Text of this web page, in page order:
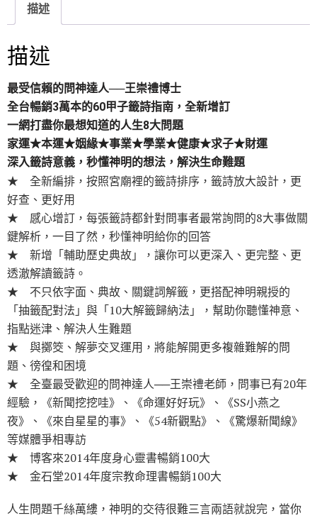
b
o
k
描述
描述
最受信賴的問神達人──王崇禮博士
全台暢銷3萬本的60甲子籤詩指南，全新增訂
一網打盡你最想知道的人生8大問題
家運★本運★姻緣★事業★學業★健康★求子★財運
深入籤詩意義，秒懂神明的想法，解決生命難題
★ 全新編排，按照宮廟裡的籤詩排序，籤詩放大設計，更
好查、更好用
★ 感心增訂，每張籤詩都針對問事者最常詢問的8大事做關
鍵解析，一目了然，秒懂神明給你的回答
★ 新增「輔助歷史典故」，讓你可以更深入、更完整、更
透澈解讀籤詩。
★ 不只依字面、典故、關鍵詞解籤，更搭配神明親授的
「抽籤配對法」與「10大解籤歸納法」，幫助你聽懂神意、
指點迷津、解決人生難題
★ 與擲筊、解夢交叉運用，將能解開更多複雜難解的問
題、徬徨和困境
★ 全臺最受歡迎的問神達人──王崇禮老師，問事已有20年
經驗，《新聞挖挖哇》、《命運好好玩》、《SS小燕之
夜》、《來自星星的事》、《54新觀點》、《驚爆新聞線》
等媒體爭相專訪
★ 博客來2014年度身心靈書暢銷100大
★ 金石堂2014年度宗教命理書暢銷100大
人生問題千絲萬縷，神明的交待很難三言兩語就說完，當你